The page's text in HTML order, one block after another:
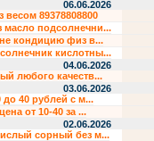
06.06.2026
89378808800
подсолнечни...
кондицию физ в...
кислотны...
04.06.2026
любого качеств...
03.06.2026
40 рублей с м...
от 10-40 за ...
02.06.2026
сорный без м...